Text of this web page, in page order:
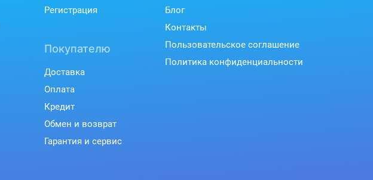
Регистрация
Покупателю
Доставка
Оплата
Кредит
Обмен и возврат
Гарантия и сервис
Блог
Контакты
Пользовательское соглашение
Политика конфиденциальности